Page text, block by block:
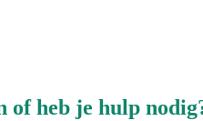
heb je hulp